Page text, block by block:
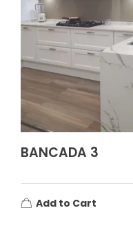
BANCADA 3
Add to Cart